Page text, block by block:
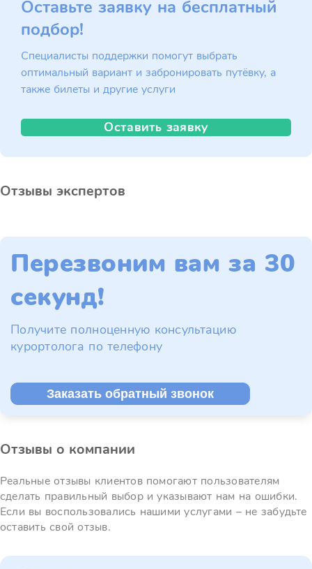
Оставьте заявку на бесплатный
подбор!
Специалисты поддержки помогут выбрать
оптимальный вариант и забронировать путёвку, а
также билеты и другие услуги
Оставить заявку
Отзывы экспертов
Перезвоним вам за 30
секунд!
Получите полноценную консультацию
курортолога по телефону
Заказать обратный звонок
Отзывы о компании
Реальные отзывы клиентов помогают пользователям
сделать правильный выбор и указывают нам на ошибки.
Если вы воспользовались нашими услугами – не забудьте
оставить свой отзыв.